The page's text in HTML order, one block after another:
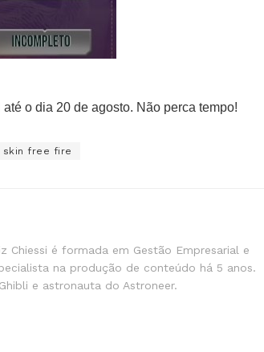
o dia 20 de agosto. Não perca tempo!
skin free fire
Chiessi é formada em Gestão Empresarial e
na produção de conteúdo há 5 anos.
e astronauta do Astroneer.